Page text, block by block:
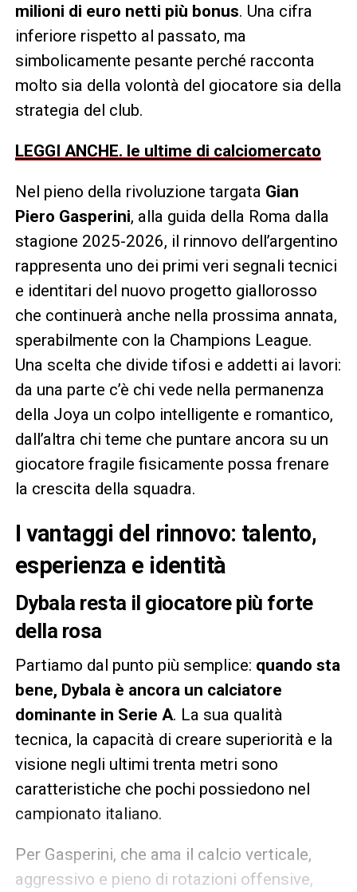
milioni di euro netti più bonus. Una cifra
inferiore rispetto al passato, ma
simbolicamente pesante perché racconta
molto sia della volontà del giocatore sia della
strategia del club.
LEGGI ANCHE. le ultime di calciomercato
Nel pieno della rivoluzione targata Gian
Piero Gasperini, alla guida della Roma dalla
stagione 2025-2026, il rinnovo dell’argentino
rappresenta uno dei primi veri segnali tecnici
e identitari del nuovo progetto giallorosso
che continuerà anche nella prossima annata,
sperabilmente con la Champions League.
Una scelta che divide tifosi e addetti ai lavori:
da una parte c’è chi vede nella permanenza
della Joya un colpo intelligente e romantico,
dall’altra chi teme che puntare ancora su un
giocatore fragile fisicamente possa frenare
la crescita della squadra.
I vantaggi del rinnovo: talento,
esperienza e identità
Dybala resta il giocatore più forte
della rosa
Partiamo dal punto più semplice: quando sta
bene, Dybala è ancora un calciatore
dominante in Serie A. La sua qualità
tecnica, la capacità di creare superiorità e la
visione negli ultimi trenta metri sono
caratteristiche che pochi possiedono nel
campionato italiano.
Per Gasperini, che ama il calcio verticale,
aggressivo e pieno di rotazioni offensive,